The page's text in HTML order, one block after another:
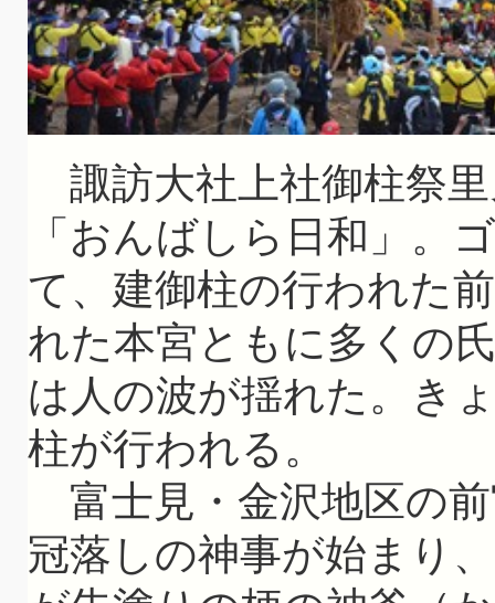
諏訪大社上社御柱祭
「おんばしら日和」。
て、建御柱の行われた
れた本宮ともに多くの
は人の波が揺れた。き
柱が行われる。
富士見・金沢地区の
冠落しの神事が始まり